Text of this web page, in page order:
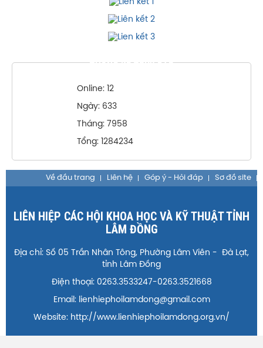
THỐNG KÊ TRUY CẬP
Online: 12
Ngày: 633
Tháng: 7958
Tổng: 1284234
Về đầu trang Liên hệ Góp ý - Hỏi đáp Sơ đồ site
LIÊN HIỆP CÁC HỘI KHOA HỌC VÀ KỸ THUẬT TỈNH
LÂM ĐỒNG
Địa chỉ: Số 05 Trần Nhân Tông, Phường Lâm Viên - Đà Lạt,
tỉnh Lâm Đồng
Điện thoại: 0263.3533247-0263.3521668
Email: lienhiephoilamdong@gmail.com
Website: http://www.lienhiephoilamdong.org.vn/